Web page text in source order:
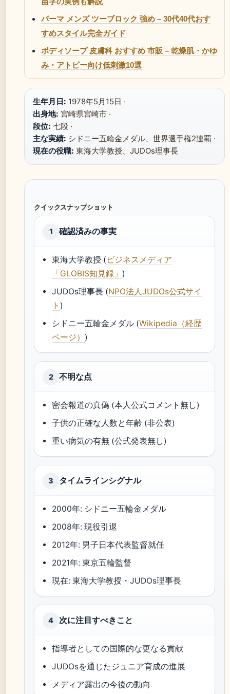
パーマ メンズ ツーブロック 強め – 30代40代おす
すめスタイル完全ガイド
ボディソープ 皮膚科 おすすめ 市販 – 乾燥肌・かゆ
み・アトピー向け低刺激10選
生年月日: 1978年5月15日 ·
出身地: 宮崎県宮崎市 ·
段位: 七段 ·
主な実績: シドニー五輪金メダル、世界選手権2連覇 ·
現在の役職: 東海大学教授、JUDOs理事長
クイックスナップショット
1 確認済みの事実
東海大学教授 ( ビジネスメディア
「GLOBIS知見録」 )
JUDOs理事長 (NPO法人JUDOs公式サイ
ト )
シドニー五輪金メダル (Wikipedia（経歴
ページ） )
2 不明な点
密会報道の真偽 (本人公式コメント無し)
子供の正確な人数と年齢 (非公表)
重い病気の有無 (公式発表無し)
3 タイムラインシグナル
2000年: シドニー五輪金メダル
2008年: 現役引退
2012年: 男子日本代表監督就任
2021年: 東京五輪監督
現在: 東海大学教授・JUDOs理事長
4 次に注目すべきこと
指導者としての国際的な更なる貢献
JUDOsを通じたジュニア育成の進展
メディア露出の今後の動向